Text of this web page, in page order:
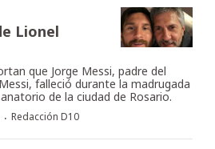
Lionel
que Jorge Messi, padre del
falleció durante la madrugada
de la ciudad de Rosario.
· Redacción D10